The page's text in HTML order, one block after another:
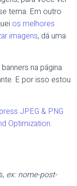
tema. Em outro
os melhores
imagens, dá uma
na página
E por isso estou
JPEG & PNG
Optimization.
ex: nome-post-